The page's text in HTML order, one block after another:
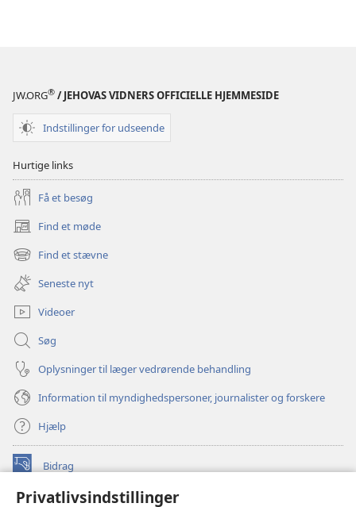
Privatlivsindstillinger
JW.ORG® / JEHOVAS VIDNERS OFFICIELLE HJEMMESIDE
Indstillinger for udseende
Hurtige links
Få et besøg
Find et møde
(åbner
nyt
vindue)
Find et stævne
(åbner
nyt
vindue)
Seneste nyt
Videoer
Søg
Oplysninger til læger vedrørende behandling
Information til myndighedspersoner, journalister og forskere
Hjælp
Bidrag
(åbner
vindue)